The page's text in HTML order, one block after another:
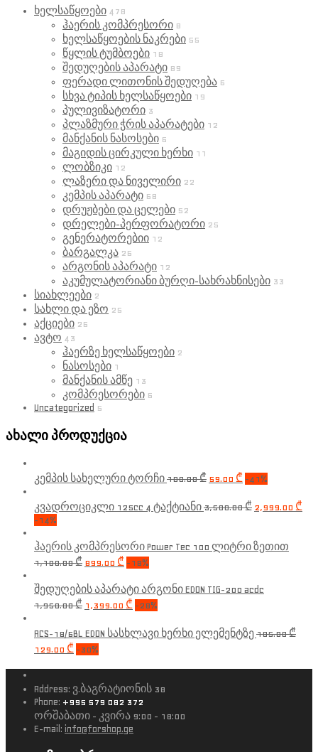
ხელსაწყოები 478
ჰაერის კომპრესორი 8
ხელსაწყოების ნაკრები 55
წყლის ტუმბოები 18
შედუღების აპარატი 89
ფერადი ლითონის შედუღება 6
სხვა ტიპის ხელსაწყოები 19
პულივიზატორი 3
პლაზმური ჭრის აპარატები 12
მანქანის ნასოსები 6
მაგიდის ცირკული ხერხი 11
ლობზიკი 12
ლაზერი და ნიველირი 22
კემპის აპარატი 68
დრუჟბები და ცელები 52
დრელები-პერფორატორი 25
გენერატორებიი 12
ბარგალკა 26
არგონის აპარატი 12
აკუმულატორიანი ბურღი-სახრახნისები 33
სიახლეები 2
სახლი და ეზო 25
აქციები 26
ავტო 43
ჰაერზე ხელსაწყოები 2
ნასოსები 1
მანქანის ამწე 13
კომპრესორები 6
Uncategorized 5
ახალი პროდუქცია
კემპის სახელური ტორჩი100.00₾ 59.00 ₾ -41%
კვადროციკლი 125cc 4 ტაქტიანი3,500.00₾ 2,999.00 ₾
-14%
ჰაერის კომპრესორი Power Tec 100 ლიტრი ზეთით
1,100.00₾ 899.00 ₾ -18%
შედუღების აპარატი არგონი EDON TIG-200 acdc
1,950.00₾ 1,399.00 ₾ -28%
ACS-18/6BL EDON სასხლავი ხერხი ელემენტზე185.00₾
129.00 ₾ -30%
Address: ვ.ბაგრატიონის 38
Phone: +995 579 082 372
ორშაბათი - კვირა 9:00 - 18:00
E-mail: info@forshop.ge